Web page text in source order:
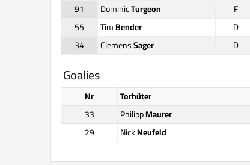
91
DominicTurgeon F
55
TimBender D
34
ClemensSager D
Goalies
Nr Torhüter
33
PhilippMaurer
29
NickNeufeld